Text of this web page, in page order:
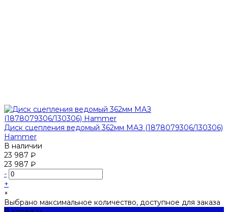
Диск сцепления ведомый 362мм МАЗ (1878079306/130306)
Hammer
В наличии
23 987 ₽
23 987 ₽
-
+
×
Выбрано максимальное количество, доступное для заказа